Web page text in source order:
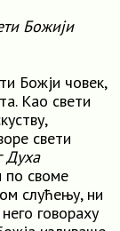
Божији
Божји човек,
Као свети
свети
Духа
по своме
слућењу, ни
говораху